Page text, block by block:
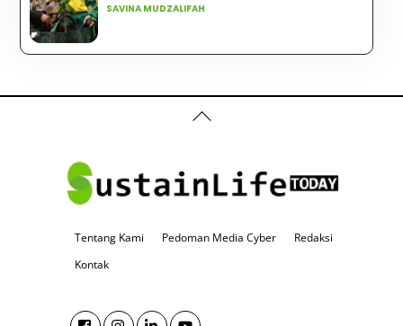
SAVINA MUDZALIFAH
Back
To
Tentang Kami Pedoman Media Cyber
Redaksi
Kontak